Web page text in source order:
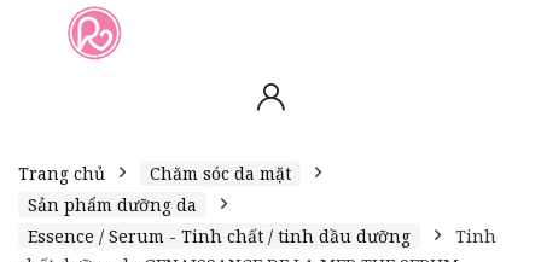
Trang chủ
Chăm sóc da mặt
Sản phẩm dưỡng da
Essence / Serum - Tinh chất / tinh dầu dưỡng
Tinh